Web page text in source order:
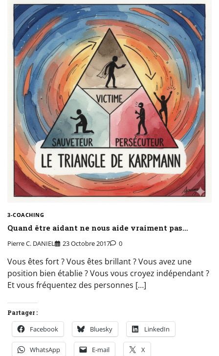
3-COACHING
Quand être aidant ne nous aide vraiment pas…
Pierre C. DANIEL 23 Octobre 2017 0
Vous êtes fort ? Vous êtes brillant ? Vous avez une
position bien établie ? Vous vous croyez indépendant ?
Et vous fréquentez des personnes […]
Partager :
Facebook Bluesky LinkedIn
WhatsApp E-mail X